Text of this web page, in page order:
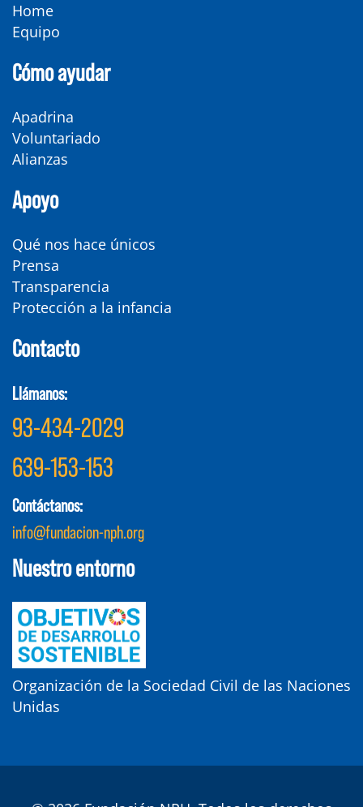
Home
Equipo
Cómo ayudar
Apadrina
Voluntariado
Alianzas
Apoyo
Qué nos hace únicos
Prensa
Transparencia
Protección a la infancia
Contacto
Llámanos:
93-434-2029
639-153-153
Contáctanos:
info@fundacion-nph.org
Nuestro entorno
Organización de la Sociedad Civil de las Naciones
Unidas